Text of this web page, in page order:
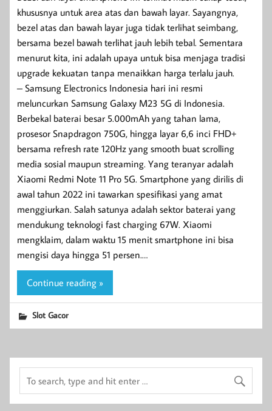
khususnya untuk area atas dan bawah layar. Sayangnya,
bezel atas dan bawah layar juga tidak terlihat seimbang,
bersama bezel bawah terlihat jauh lebih tebal. Sementara
menurut kita, ini adalah upaya untuk bisa menjaga tradisi
upgrade kekuatan tanpa menaikkan harga terlalu jauh.
– Samsung Electronics Indonesia hari ini resmi
meluncurkan Samsung Galaxy M23 5G di Indonesia.
Berbekal baterai besar 5.000mAh yang tahan lama,
prosesor Snapdragon 750G, hingga layar 6,6 inci FHD+
bersama refresh rate 120Hz yang smooth buat scrolling
media sosial maupun streaming. Yang teranyar adalah
Xiaomi Redmi Note 11 Pro 5G. Smartphone yang dirilis di
awal tahun 2022 ini tawarkan spesifikasi yang amat
menggiurkan. Salah satunya adalah sektor baterai yang
mendukung teknologi fast charging 67W. Xiaomi
mengklaim, dalam waktu 15 menit smartphone ini bisa
mengisi daya hingga 51 persen.…
Continue reading »
Slot Gacor